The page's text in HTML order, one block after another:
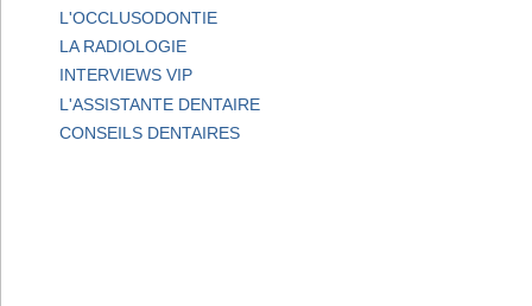
L'OCCLUSODONTIE
LA RADIOLOGIE
INTERVIEWS VIP
L'ASSISTANTE DENTAIRE
CONSEILS DENTAIRES